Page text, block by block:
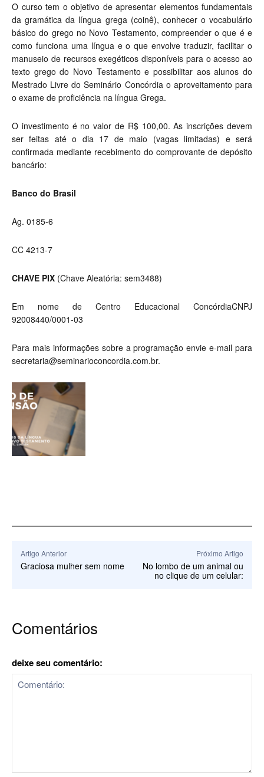
O curso tem o objetivo de apresentar elementos fundamentais
da gramática da língua grega (coinê), conhecer o vocabulário
básico do grego no Novo Testamento, compreender o que é e
como funciona uma língua e o que envolve traduzir, facilitar o
manuseio de recursos exegéticos disponíveis para o acesso ao
texto grego do Novo Testamento e possibilitar aos alunos do
Mestrado Livre do Seminário Concórdia o aproveitamento para
o exame de proficiência na língua Grega.
O investimento é no valor de R$ 100,00. As inscrições devem
ser feitas até o dia 17 de maio (vagas limitadas) e será
confirmada mediante recebimento do comprovante de depósito
bancário:
Banco do Brasil
Ag. 0185-6
CC 4213-7
CHAVE PIX (Chave Aleatória: sem3488)
Em nome de Centro Educacional ConcórdiaCNPJ
92008440/0001-03
Para mais informações sobre a programação envie e-mail para
secretaria@seminarioconcordia.com.br.
Artigo Anterior
Graciosa mulher sem nome
Próximo Artigo
No lombo de um animal ou
no clique de um celular:
Comentários
deixe seu comentário: